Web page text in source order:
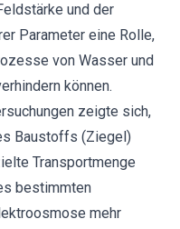
und der
Parameter eine Rolle,
von Wasser und
können.
zeigte sich,
Baustoffs (Ziegel)
Transportmenge
bestimmten
mehr